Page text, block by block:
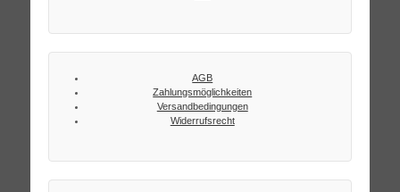
AGB
Zahlungsmöglichkeiten
Versandbedingungen
Widerrufsrecht